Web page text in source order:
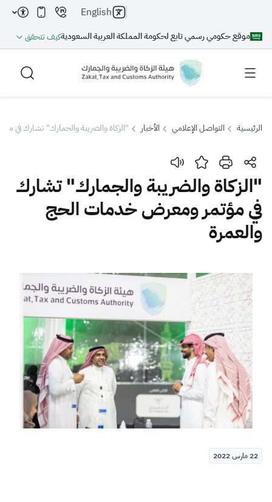
موقع حكومي رسمي تابع لحكومة المملكة العربية السعوديةكيف تتحقق
English
بحث
بحث بحث AI
اقتراحات
الزكاة الجمارك
ضريبة القيمة المضافة
الإقرار الضريبي
التصرفات العقارية
الرئيسية التواصل الإعلامي الأخبار "الزكاة والضريبة والجمارك" تشارك في
"الزكاة والضريبة والجمارك" تشارك
في مؤتمر ومعرض خدمات الحج
والعمرة
22 مارس 2022